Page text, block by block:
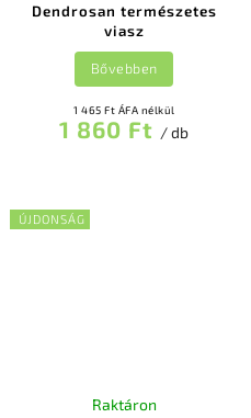
Dendrosan természetes
viasz
1 465 Ft ÁFA nélkül
1 860 Ft / db
Bővebben
ÚJDONSÁG
Raktáron